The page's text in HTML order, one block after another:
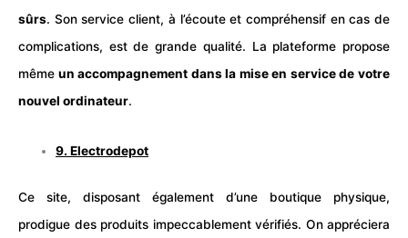
sûrs. Son service client, à l’écoute et compréhensif en cas de
complications, est de grande qualité. La plateforme propose
même un accompagnement dans la mise en service de votre
nouvel ordinateur.
9.Electrodepot
Ce site, disposant également d’une boutique physique,
prodigue des produits impeccablement vérifiés. On appréciera